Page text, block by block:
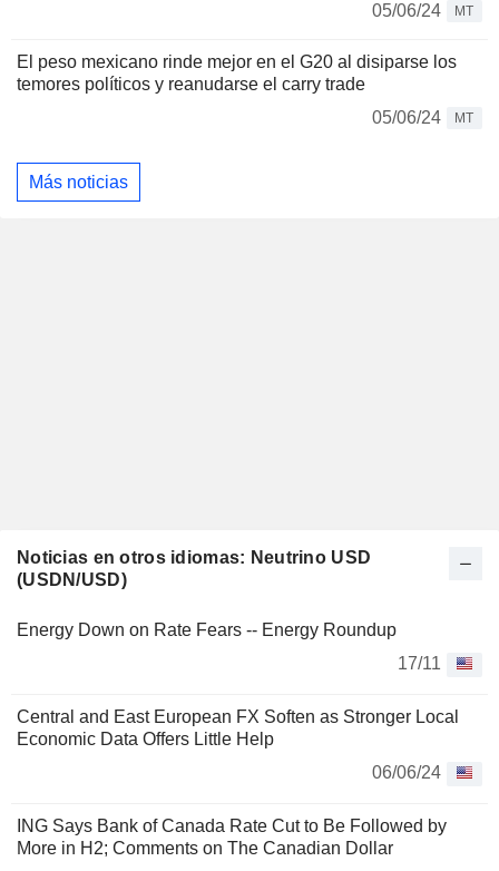
05/06/24
MT
El peso mexicano rinde mejor en el G20 al disiparse los
temores políticos y reanudarse el carry trade
05/06/24
MT
Más noticias
Noticias en otros idiomas: Neutrino USD
(USDN/USD)
Energy Down on Rate Fears -- Energy Roundup
17/11
Central and East European FX Soften as Stronger Local
Economic Data Offers Little Help
06/06/24
ING Says Bank of Canada Rate Cut to Be Followed by
More in H2; Comments on The Canadian Dollar